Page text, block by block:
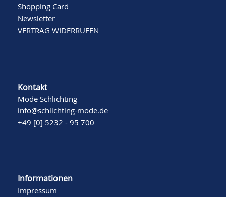
Shopping Card
Newsletter
VERTRAG WIDERRUFEN
Kontakt
Mode Schlichting
info@schlichting-mode.de
+49 [0] 5232 - 95 700
Informationen
Impressum